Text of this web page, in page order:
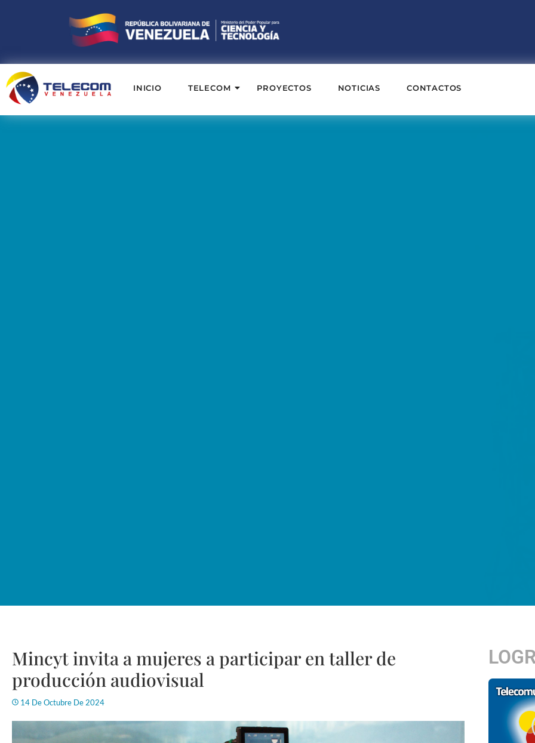
INICIO TELECOM PROYECTOS NOTICIAS CONTACTOS
Mincyt invita a mujeres a participar en taller de
producción audiovisual
14 De Octubre De 2024